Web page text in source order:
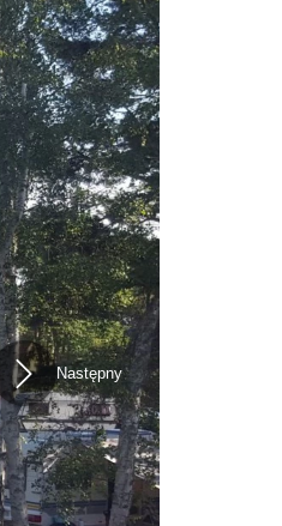
Następny